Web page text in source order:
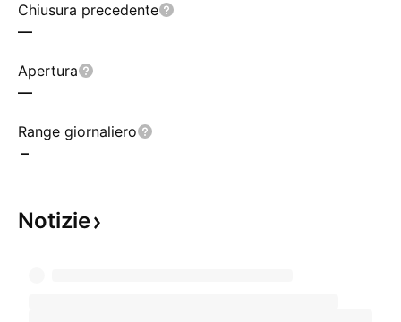
Chiusura precedente
—
Apertura
—
Range giornaliero
–
Notizie